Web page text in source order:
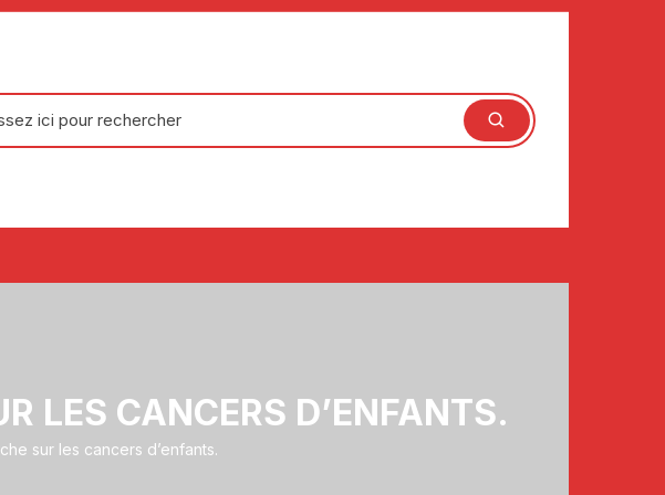
LES CANCERS D’ENFANTS.
sur les cancers d’enfants.